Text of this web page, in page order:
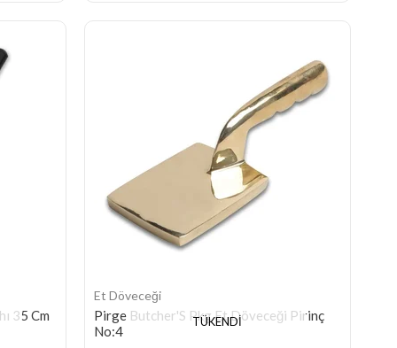
35 Cm
TÜKENDI
Et Döveceği
Pirge Butcher'S Pkg Et Döveceği Pirinç
No:4